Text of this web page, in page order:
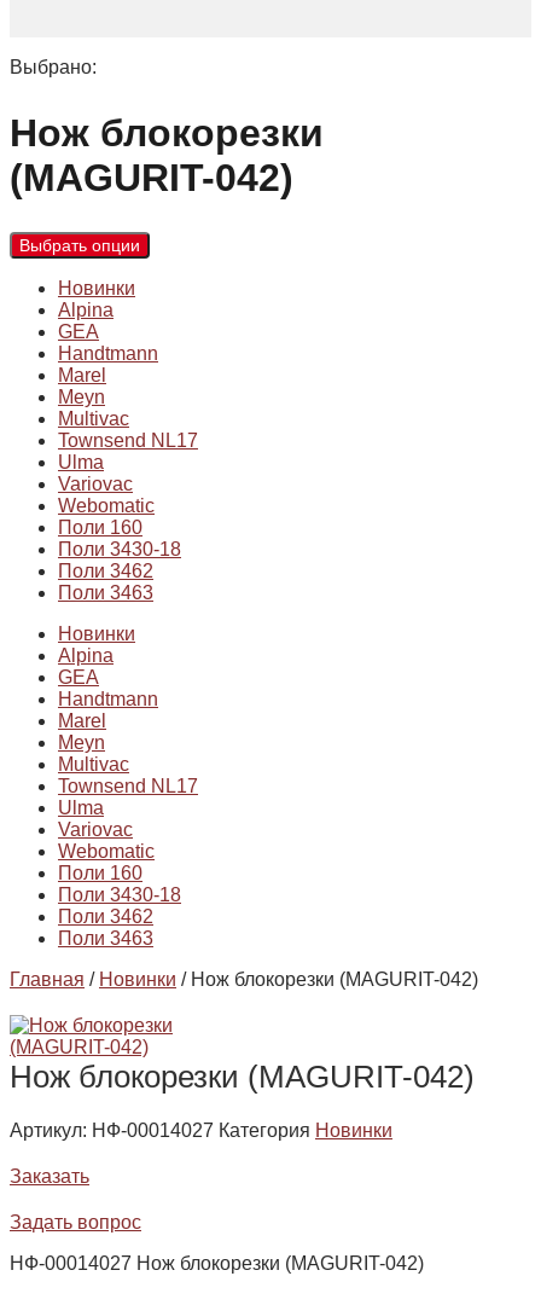
Выбрано:
Нож блокорезки
(MAGURIT-042)
Выбрать опции
Новинки
Alpina
GEA
Handtmann
Marel
Meyn
Multivac
Townsend NL17
Ulma
Variovac
Webomatic
Поли 160
Поли 3430-18
Поли 3462
Поли 3463
Новинки
Alpina
GEA
Handtmann
Marel
Meyn
Multivac
Townsend NL17
Ulma
Variovac
Webomatic
Поли 160
Поли 3430-18
Поли 3462
Поли 3463
Главная / Новинки / Нож блокорезки (MAGURIT-042)
Нож блокорезки (MAGURIT-042)
Артикул: НФ-00014027 Категория Новинки
Заказать
Задать вопрос
НФ-00014027 Нож блокорезки (MAGURIT-042)